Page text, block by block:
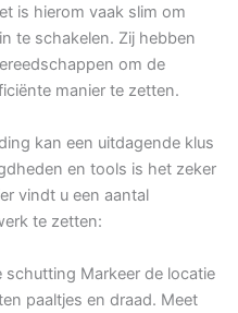
is hierom vaak slim om
te schakelen. Zij hebben
om de
manier te zetten.
kan een uitdagende klus
en tools is het zeker
vindt u een aantal
te zetten:
schutting Markeer de locatie
paaltjes en draad. Meet